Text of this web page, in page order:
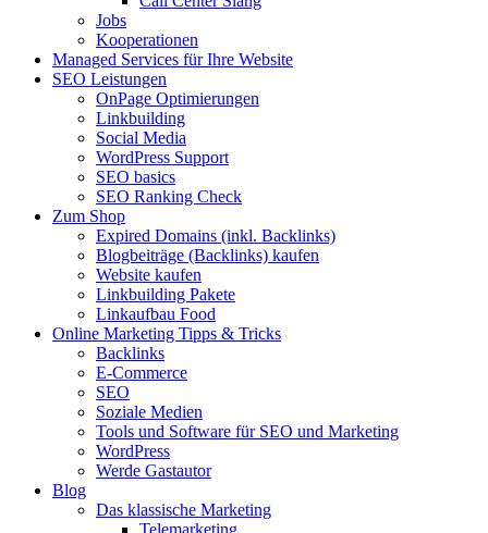
Jobs
Kooperationen
Managed Services für Ihre Website
SEO Leistungen
OnPage Optimierungen
Linkbuilding
Social Media
WordPress Support
SEO basics
SEO Ranking Check
Zum Shop
Expired Domains (inkl. Backlinks)
Blogbeiträge (Backlinks) kaufen
Website kaufen
Linkbuilding Pakete
Linkaufbau Food
Online Marketing Tipps & Tricks
Backlinks
E-Commerce
SEO
Soziale Medien
Tools und Software für SEO und Marketing
WordPress
Werde Gastautor
Blog
Das klassische Marketing